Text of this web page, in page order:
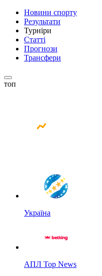
Новини спорту
Результати
Турніри
Статті
Прогнози
Трансфери
топ
Україна
АПЛ Top News